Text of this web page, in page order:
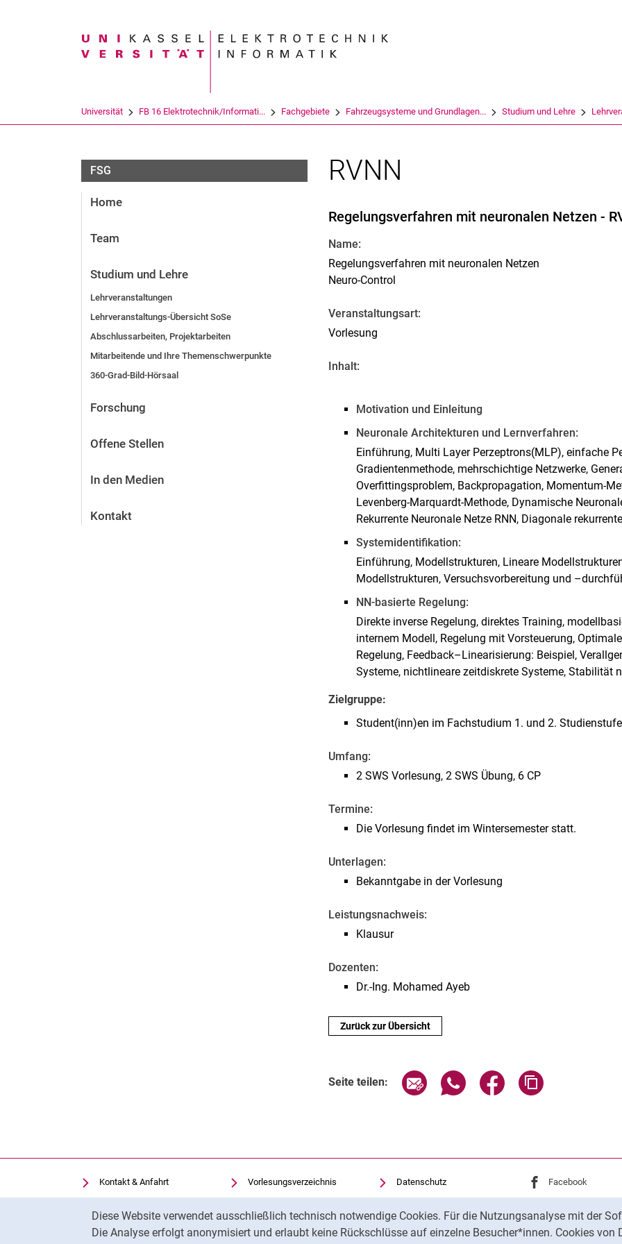
Diese Website verwendet ausschließlich technisch notwendige Cookies. Für die Nutzungsanalyse mit der
Die Analyse erfolgt anonymisiert und erlaubt keine Rückschlüsse auf einzelne Besucher*innen. Cookies von
Suchbegriff
Universität FB 16 Elektrotechnik/Informati... Fachgebiete Fahrzeugsysteme und Grundlagen... Studium und Lehre
FSG
Home
Team
Studium und Lehre
Lehrveranstaltungen
Lehrveranstaltungs-Übersicht SoSe
Abschlussarbeiten, Projektarbeiten
Mitarbeitende und Ihre Themenschwerpunkte
360-Grad-Bild-Hörsaal
Forschung
Offene Stellen
In den Medien
Kontakt
RVNN
Regelungsverfahren mit neuronalen Netzen -
Name:
Regelungsverfahren mit neuronalen Netzen
Neuro-Control
Veranstaltungsart:
Vorlesung
Inhalt:
Motivation und Einleitung
Neuronale Architekturen und Lernverfahren:
Einführung, Multi Layer Perzeptrons(MLP), einfache
Gradientenmethode, mehrschichtige Netzwerke,
Overfittingsproblem, Backpropagation, Momentum-
Levenberg-Marquardt-Methode, Dynamische
Rekurrente Neuronale Netze RNN, Diagonale
Systemidentifikation:
Einführung, Modellstrukturen, Lineare
Modellstrukturen, Versuchsvorbereitung und
NN-basierte Regelung:
Direkte inverse Regelung, direktes Training,
internem Modell, Regelung mit Vorsteuerung,
Regelung, Feedback–Linearisierung: Beispiel,
Systeme, nichtlineare zeitdiskrete Systeme, Stabilität
Zielgruppe:
Student(inn)en im Fachstudium 1. und 2.
Umfang:
2 SWS Vorlesung, 2 SWS Übung, 6 CP
Termine:
Die Vorlesung findet im Wintersemester statt.
Unterlagen:
Bekanntgabe in der Vorlesung
Leistungsnachweis:
Klausur
Dozenten:
Dr.-Ing. Mohamed Ayeb
Zurück zur Übersicht
Seite teilen: Seite über E-Mail teilen
Seite über WhatsApp teilen
Seite über Facebook
Kontakt & Anfahrt
Einrichtungen suchen
Stellenangebote
Cookie-Einstellungen
Vorlesungsverzeichnis
Uni-Bibliothek
Moodle
Panopto
Datenschutz
Barrierefreiheit
Transparenter KI-Einsatz
Impressum
Externer Link:
Facebook
Externer Link:
Youtube(öffnet
Externer Link:
Instagram(öffnet